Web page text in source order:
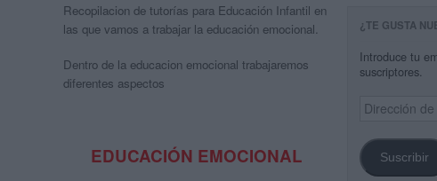
Recopilacion de tutorías para Educación Infantil en
las que vamos a trabajar la educación emocional.
Dentro de la educacion emocional trabajaremos
diferentes aspectos
EDUCACIÓN EMOCIONAL
¿TE GUSTA
Introduce tu
suscriptores.
Dirección
de
Suscribir